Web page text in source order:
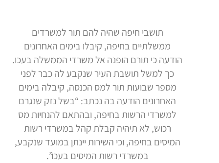
תושבי חיפה שהיה להם תור למשרדים
ממשלתיים בחיפה, קיבלו בימים האחרונים
הודעה כי תורם הופנה אל משרדי הממשלה בעכו.
כך למשל תושבת העיר שנקבע לה כבר לפני
מספר שבועות תור למס הכנסה, קיבלה בימים
האחרונים הודעה בה נכתב: “בשל נזק שנגרם
למשרדי הרשות בחיפה, ובהתאם להנחיות מס
רכוש, לא תיהיה קבלת קהל במשרדי רשות
המיסים בחיפה, וכי השירות יינתן במועד שנקבע,
במשרדי רשות המיסים בעכו”.